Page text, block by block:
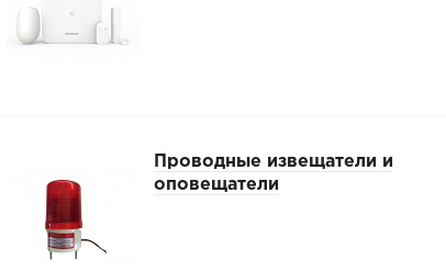
Проводные извещатели и
оповещатели